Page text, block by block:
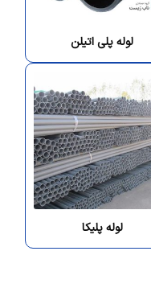
لوله پلی اتیلن
لوله پلیکا